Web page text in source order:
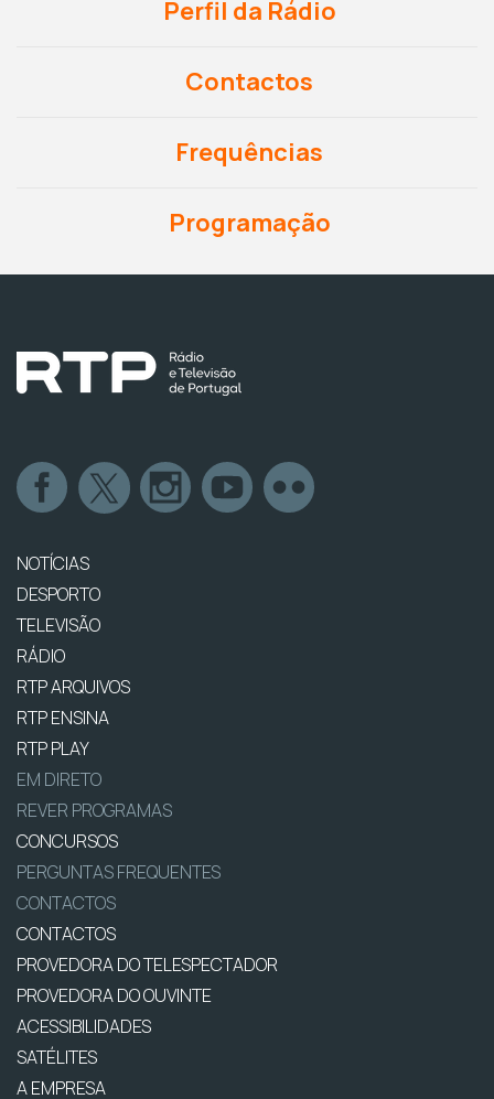
Perfil da Rádio
Contactos
Frequências
Programação
NOTÍCIAS
DESPORTO
TELEVISÃO
RÁDIO
RTP ARQUIVOS
RTP ENSINA
RTP PLAY
EM DIRETO
REVER PROGRAMAS
CONCURSOS
PERGUNTAS FREQUENTES
CONTACTOS
CONTACTOS
PROVEDORA DO TELESPECTADOR
PROVEDORA DO OUVINTE
ACESSIBILIDADES
SATÉLITES
A EMPRESA